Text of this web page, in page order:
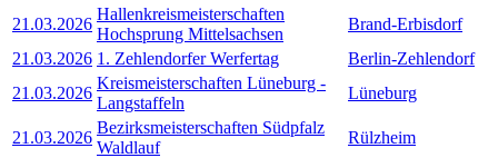
21.03.2026
Hallenkreismeisterschaften
Hochsprung Mittelsachsen
Brand-Erbisdorf
21.03.2026 1. Zehlendorfer Werfertag
Berlin-Zehlendorf
21.03.2026
Kreismeisterschaften Lüneburg -
Langstaffeln
Lüneburg
21.03.2026
Bezirksmeisterschaften Südpfalz
Waldlauf
Rülzheim